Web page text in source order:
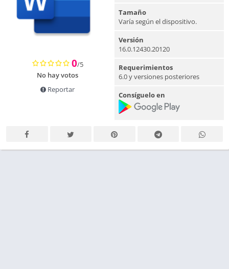
0/5
No hay votos
Reportar
Tamaño
Varía según el dispositivo.
Versión
16.0.12430.20120
Requerimientos
6.0 y versiones posteriores
Consíguelo en